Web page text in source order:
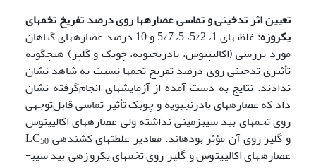
تعییناثر تدخینی و تماسی عصاره­ها روی درصد تفریختخم­های
یک­روزه:
غلظت­های 1، 5/2، 5، 5/7 و 10 درصد عصاره­های گیاهان
مورد بررسی (اکالیپتوس، بادرنجبویه، چوبک و گلپر) هیچگونه
تأثیری تدخینی روی درصد تفریخ تخم­ها نسبت به شاهد نشان
ندادند. نتایج به دست آمده از آزمایش­های انجام‌گرفته نشان
داد که عصاره­های بادرنجبویه و چوبک تأثیر تماسی قابل‌توجهی
روی تخم­های بید سیب­زمینی نداشته ولی عصاره­های اکالیپتوس
و گلپر روی آن مؤثر بوده­اند. مقادیر غلظت­های کشنده­ی LC 50
عصاره­های اکالیپتوس و گلپر روی تخم­های یک­روزه­ی بید سیب­